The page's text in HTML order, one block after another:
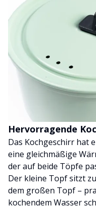
Hervorragende
Das Kochgeschirr hat
eine gleichmäßige
der auf beide Töpfe
Der kleine Topf sitzt
dem großen Topf –
kochendem Wasser